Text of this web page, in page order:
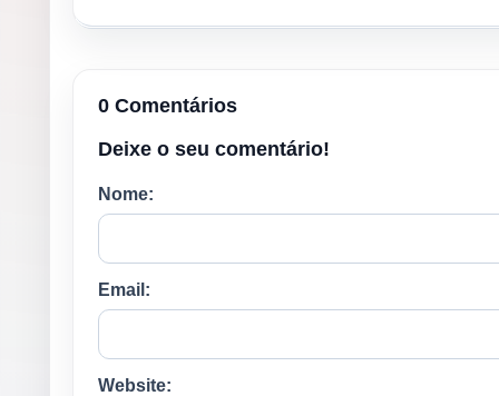
0 Comentários
Deixe o seu comentário!
Nome:
Email:
Website: